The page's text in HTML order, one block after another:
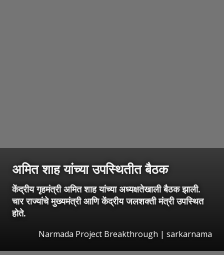
अमित शाह यांच्या उपस्थितीत बैठक
केंद्रीय गृहमंत्री अमित शाह यांच्या अध्यक्षतेखाली बैठक झाली.
चार राज्यांचे मुख्यमंत्री आणि केंद्रीय जलशक्ती मंत्री उपस्थित
होते.
Narmada Project Breakthrough | sarkarnama